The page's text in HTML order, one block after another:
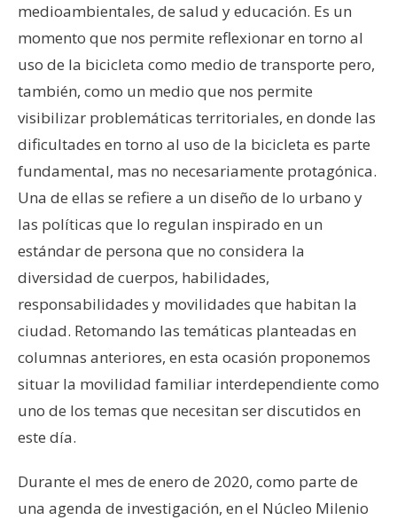
medioambientales, de salud y educación. Es un
momento que nos permite reflexionar en torno al
uso de la bicicleta como medio de transporte pero,
también, como un medio que nos permite
visibilizar problemáticas territoriales, en donde las
dificultades en torno al uso de la bicicleta es parte
fundamental, mas no necesariamente protagónica.
Una de ellas se refiere a un diseño de lo urbano y
las políticas que lo regulan inspirado en un
estándar de persona que no considera la
diversidad de cuerpos, habilidades,
responsabilidades y movilidades que habitan la
ciudad. Retomando las temáticas planteadas en
columnas anteriores, en esta ocasión proponemos
situar la movilidad familiar interdependiente como
uno de los temas que necesitan ser discutidos en
este día.
Durante el mes de enero de 2020, como parte de
una agenda de investigación, en el Núcleo Milenio